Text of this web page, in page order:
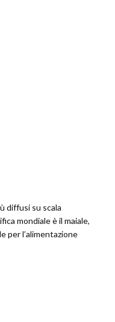
diffusi su scala
mondiale è il maiale,
per l’alimentazione